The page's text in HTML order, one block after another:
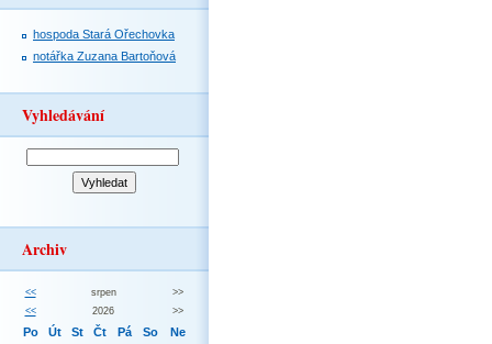
hospoda Stará Ořechovka
notářka Zuzana Bartoňová
Vyhledávání
Archiv
<< srpen
>>
<<
2026 >>
Po Út St Čt Pá So Ne